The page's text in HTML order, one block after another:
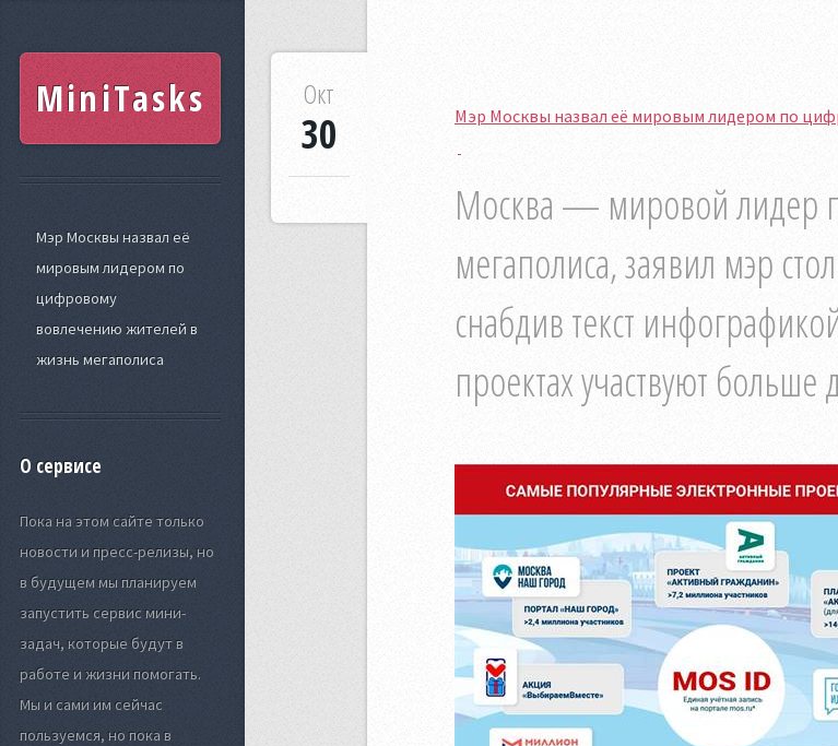
MiniTasks
Мэр Москвы назвал её
мировым лидером по
цифровому
вовлечению жителей в
жизнь мегаполиса
О сервисе
Пока на этом сайте только
новости и пресс-релизы, но
в будущем мы планируем
запустить сервис мини-
задач, которые будут в
работе и жизни помогать.
Мы и сами им сейчас
пользуемся, но пока в
Мэр Москвы назвал её мировым лидером по
Москва — мировой лидер
мегаполиса, заявил мэр
снабдив текст
проектах участвуют
Окт
30